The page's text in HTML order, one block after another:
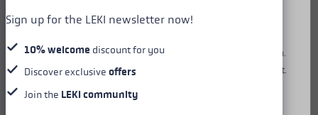
Nutzungserlebnis zu bieten. Einige Cookies sind essenziell
Angebot zu verbessern und dir relevante Inhalte anzuzeigen.
Du kannst selbst entscheiden, welche Cookies du akzeptierst.
Sign up for the LEKI newsletter now!
10% welcome discount for you
Discover exclusiveoffers
Join the LEKI community